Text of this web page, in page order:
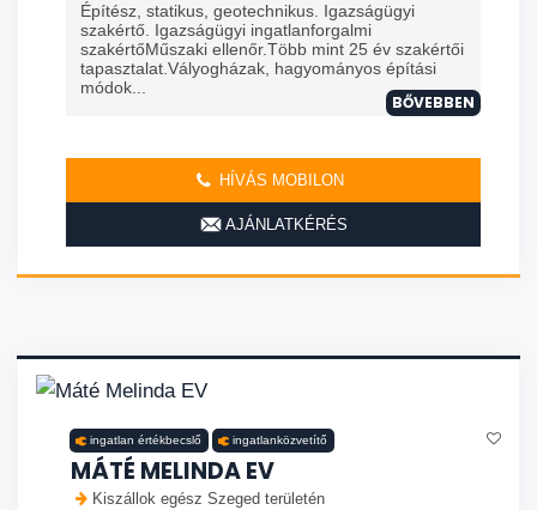
Építész, statikus, geotechnikus. Igazságügyi
szakértő. Igazságügyi ingatlanforgalmi
szakértőMűszaki ellenőr.Több mint 25 év szakértői
tapasztalat.Vályogházak, hagyományos építási
módok...
BŐVEBBEN
HÍVÁS MOBILON
AJÁNLATKÉRÉS
ingatlan értékbecslő ingatlanközvetítő
MÁTÉ MELINDA EV
Kiszállok egész Szeged területén